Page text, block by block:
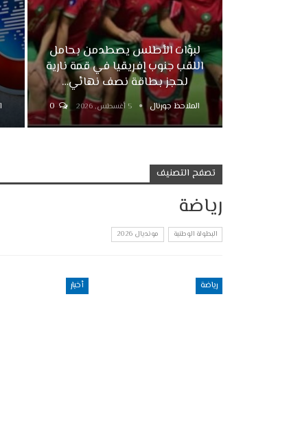
لبؤات الأطلس يصطدمن بحامل
اللقب جنوب إفريقيا في قمة نارية
لحجز بطاقة نصف نهائي…
الملاحظ جورنال 5 أغسطس, 2026 0
تصفح التصنيف
رياضة
البطولة الوطنية مونديال 2026
رياضة أخبار